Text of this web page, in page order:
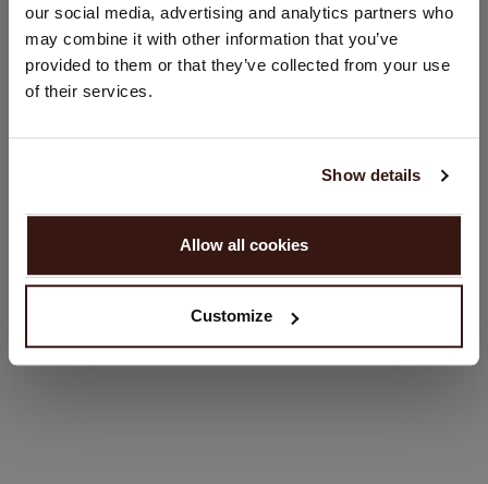
our social media, advertising and analytics partners who
may combine it with other information that you’ve
provided to them or that they’ve collected from your use
of their services.
Show details
Allow all cookies
Customize
Handwas, chemisch reinigen mogelijk
100% Organisch Cashmere (GOTS-gecertificeerd)
PASVORM
VERZENDEN & RETOURNEREN
Verenigde Staten ($)
GA VERDER